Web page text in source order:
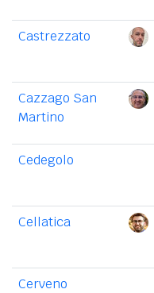
Castrezzato
Cazzago San
Martino
Cedegolo
Cellatica
Cerveno